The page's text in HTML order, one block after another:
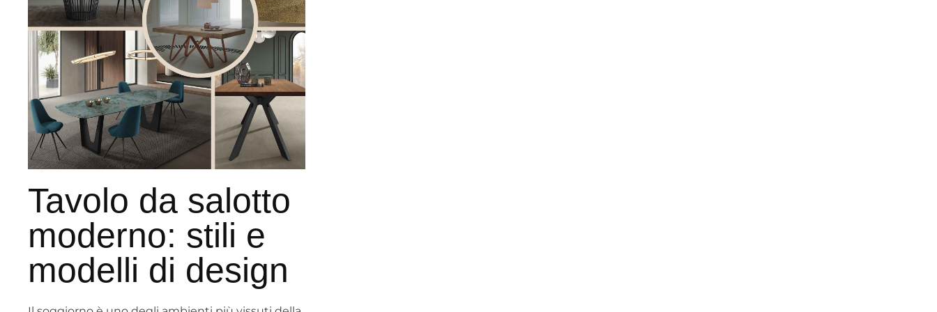
modelli
di
design
Tavolo da salotto
moderno: stili e
modelli di design